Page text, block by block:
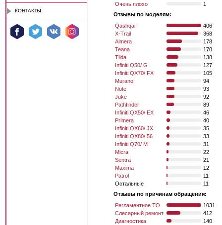
КОНТАКТЫ
Очень плохо
1
Отзывы по моделям:
Qashqai
406
X-Trail
368
Almera
178
Teana
170
Tiida
138
Infiniti Q50/ G
127
Infiniti QX70/ FX
105
Murano
94
Note
93
Juke
92
Pathfinder
89
Infiniti QX50/ EX
46
Primera
40
Infiniti QX60/ JX
35
Infiniti QX80/ 56
33
Infiniti Q70/ M
31
Micra
22
Sentra
21
Maxima
12
Patrol
11
Остальные
11
Отзывы по причинам обращения:
Регламентное ТО
1031
Слесарный ремонт
412
Диагностика
140